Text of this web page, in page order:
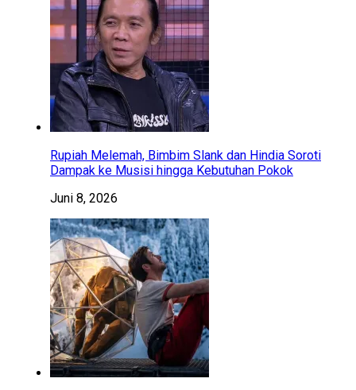
Rupiah Melemah, Bimbim Slank dan Hindia Soroti
Dampak ke Musisi hingga Kebutuhan Pokok
Juni 8, 2026